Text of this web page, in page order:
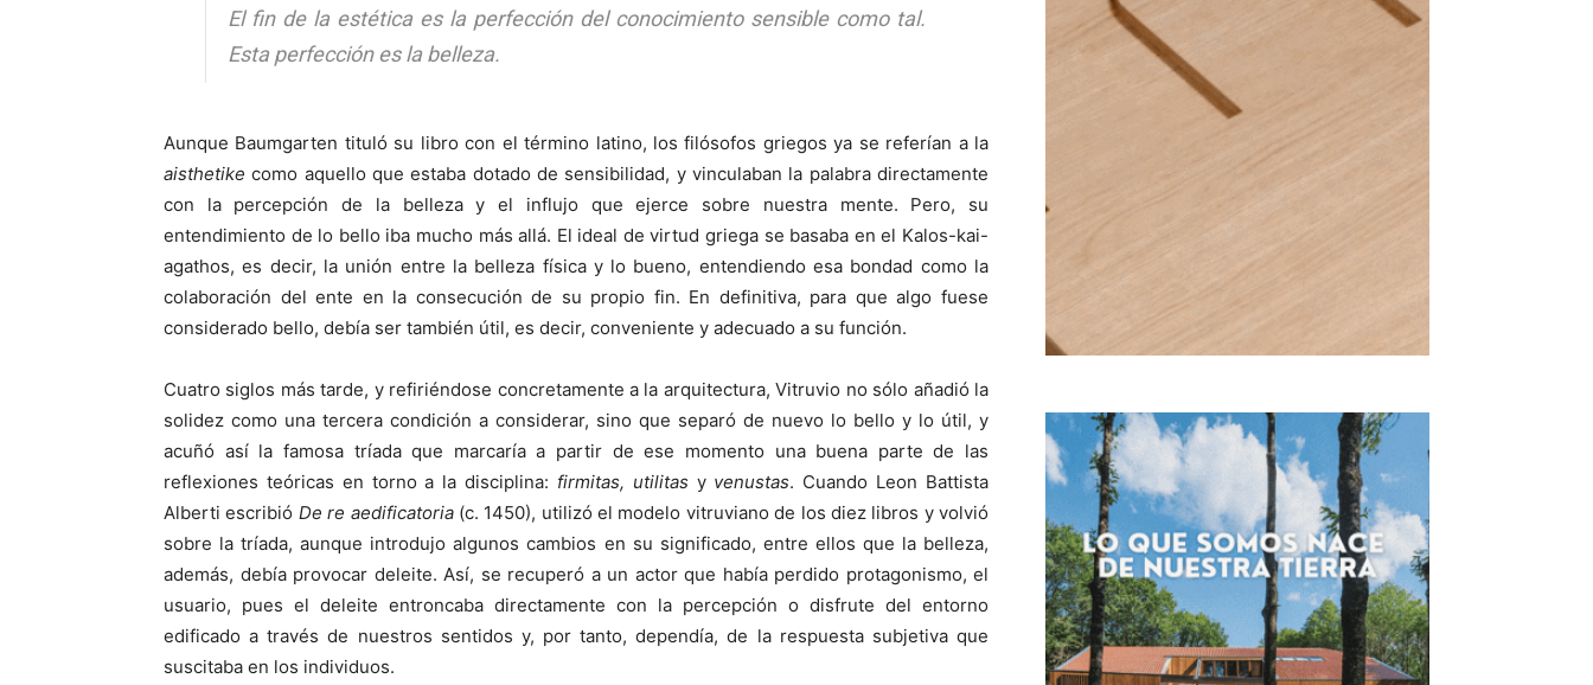
El fin de la estética es la perfección del conocimiento sensible como tal.
Esta perfección es la belleza.
Aunque Baumgarten tituló su libro con el término latino, los filósofos griegos ya se referían a la
aisthetike como aquello que estaba dotado de sensibilidad, y vinculaban la palabra directamente
con la percepción de la belleza y el influjo que ejerce sobre nuestra mente. Pero, su
entendimiento de lo bello iba mucho más allá. El ideal de virtud griega se basaba en el Kalos-kai-
agathos, es decir, la unión entre la belleza física y lo bueno, entendiendo esa bondad como la
colaboración del ente en la consecución de su propio fin. En definitiva, para que algo fuese
considerado bello, debía ser también útil, es decir, conveniente y adecuado a su función.
Cuatro siglos más tarde, y refiriéndose concretamente a la arquitectura, Vitruvio no sólo añadió la
solidez como una tercera condición a considerar, sino que separó de nuevo lo bello y lo útil, y
acuñó así la famosa tríada que marcaría a partir de ese momento una buena parte de las
reflexiones teóricas en torno a la disciplina: firmitas, utilitas y venustas. Cuando Leon Battista
Alberti escribió De re aedificatoria(c. 1450), utilizó el modelo vitruviano de los diez libros y volvió
sobre la tríada, aunque introdujo algunos cambios en su significado, entre ellos que la belleza,
además, debía provocar deleite. Así, se recuperó a un actor que había perdido protagonismo, el
usuario, pues el deleite entroncaba directamente con la percepción o disfrute del entorno
edificado a través de nuestros sentidos y, por tanto, dependía, de la respuesta subjetiva que
suscitaba en los individuos.